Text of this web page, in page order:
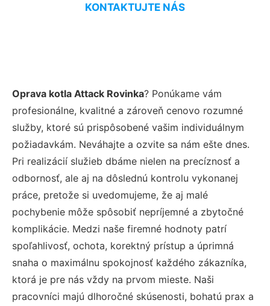
KONTAKTUJTE NÁS
Oprava kotla Attack Rovinka? Ponúkame vám
profesionálne, kvalitné a zároveň cenovo rozumné
služby, ktoré sú prispôsobené vašim individuálnym
požiadavkám. Neváhajte a ozvite sa nám ešte dnes.
Pri realizácií služieb dbáme nielen na precíznosť a
odbornosť, ale aj na dôslednú kontrolu vykonanej
práce, pretože si uvedomujeme, že aj malé
pochybenie môže spôsobiť nepríjemné a zbytočné
komplikácie. Medzi naše firemné hodnoty patrí
spoľahlivosť, ochota, korektný prístup a úprimná
snaha o maximálnu spokojnosť každého zákazníka,
ktorá je pre nás vždy na prvom mieste. Naši
pracovníci majú dlhoročné skúsenosti, bohatú prax a